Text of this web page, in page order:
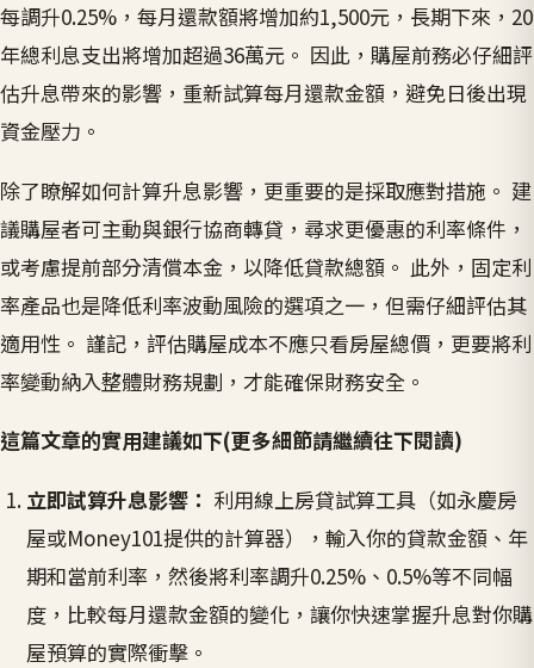
每調升0.25%，每月還款額將增加約1,500元，長期下來，20
年總利息支出將增加超過36萬元。 因此，購屋前務必仔細評
估升息帶來的影響，重新試算每月還款金額，避免日後出現
資金壓力。
除了瞭解如何計算升息影響，更重要的是採取應對措施。 建
議購屋者可主動與銀行協商轉貸，尋求更優惠的利率條件，
或考慮提前部分清償本金，以降低貸款總額。 此外，固定利
率產品也是降低利率波動風險的選項之一，但需仔細評估其
適用性。 謹記，評估購屋成本不應只看房屋總價，更要將利
率變動納入整體財務規劃，才能確保財務安全。
這篇文章的實用建議如下(更多細節請繼續往下閱讀)
立即試算升息影響： 利用線上房貸試算工具（如永慶房
屋或Money101提供的計算器），輸入你的貸款金額、年
期和當前利率，然後將利率調升0.25%、0.5%等不同幅
度，比較每月還款金額的變化，讓你快速掌握升息對你購
屋預算的實際衝擊。